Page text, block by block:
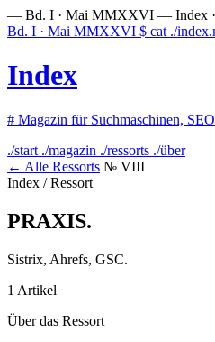
— Bd. I · Mai MMXXVI — Index
Bd. I · Mai MMXXVI $ cat ./
Index
# Magazin für Suchmaschinen,
./start ./magazin ./ressorts ./über
← Alle Ressorts № VIII
Index / Ressort
PRAXIS.
Sistrix, Ahrefs, GSC.
1 Artikel
Über das Ressort